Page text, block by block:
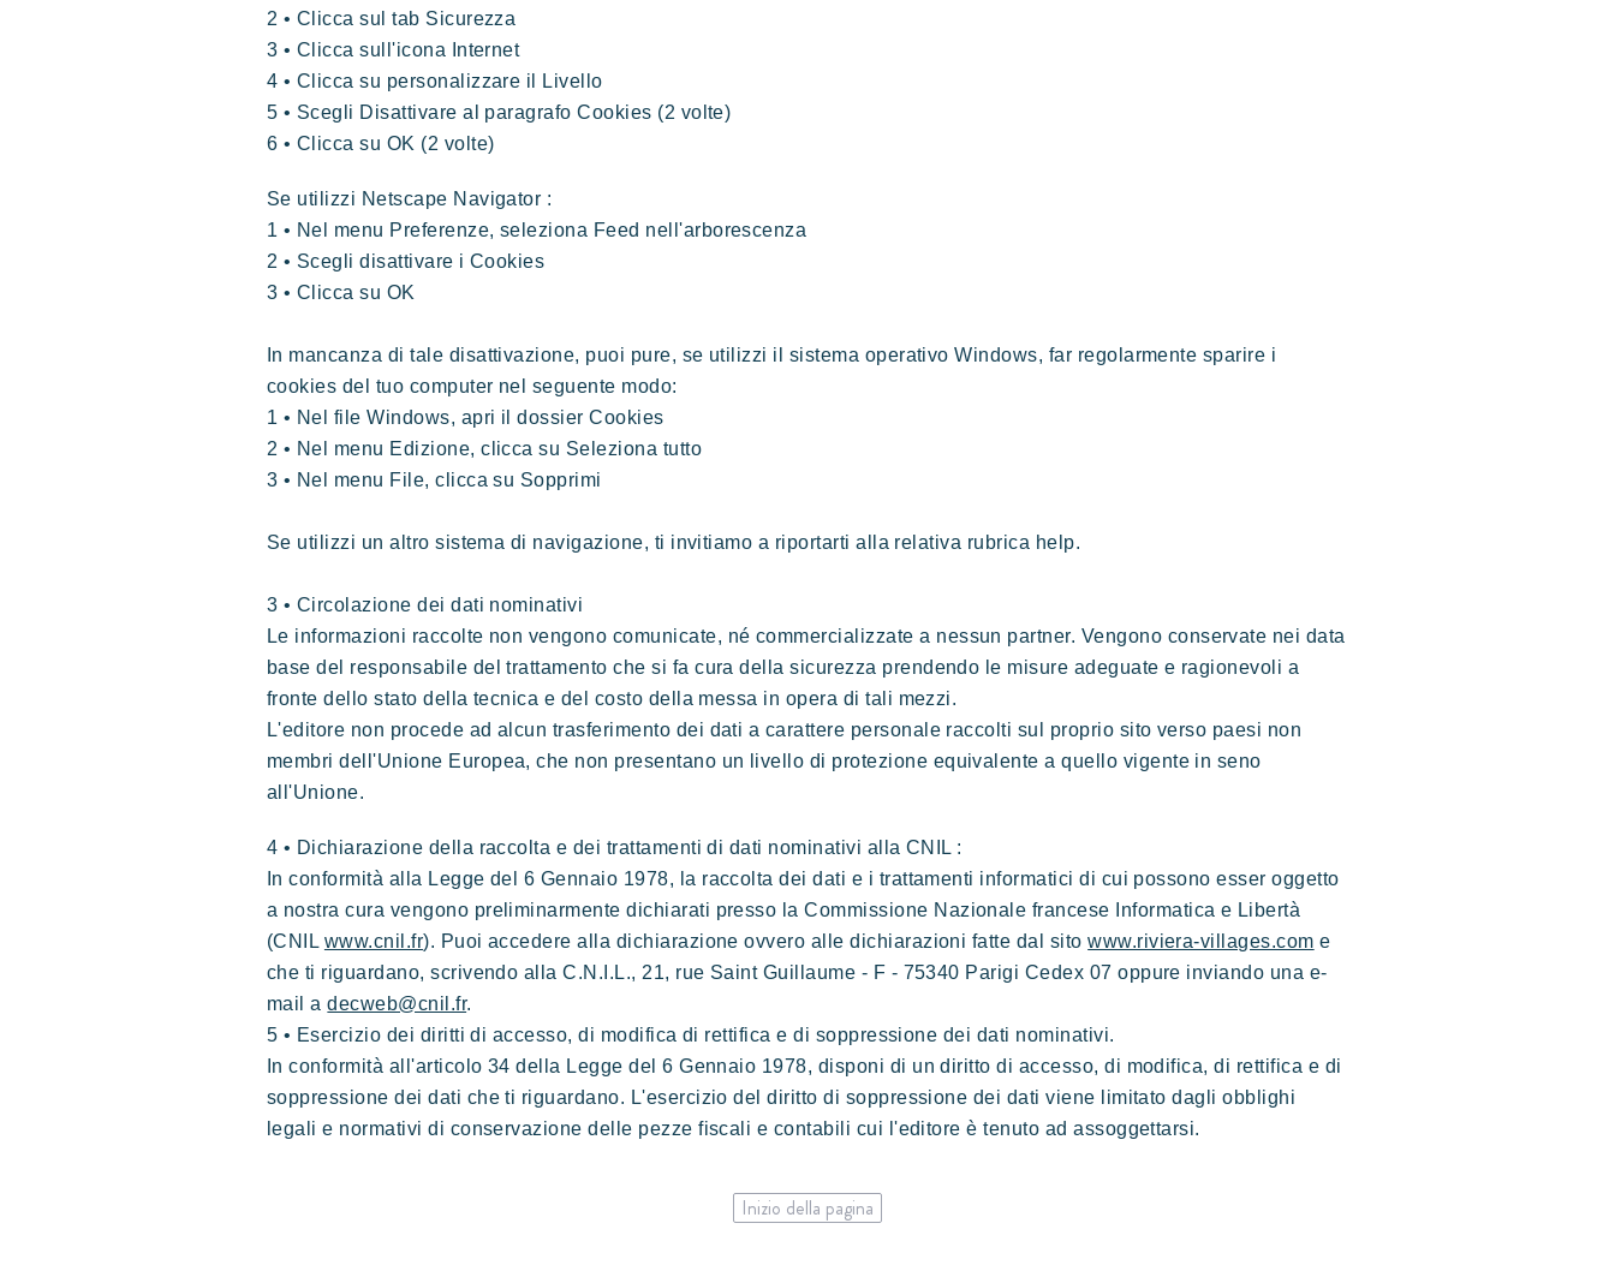
2 • Clicca sul tab Sicurezza
3 • Clicca sull'icona Internet
4 • Clicca su personalizzare il Livello
5 • Scegli Disattivare al paragrafo Cookies (2 volte)
6 • Clicca su OK (2 volte)
Se utilizzi Netscape Navigator :
1 • Nel menu Preferenze, seleziona Feed nell'arborescenza
2 • Scegli disattivare i Cookies
3 • Clicca su OK
In mancanza di tale disattivazione, puoi pure, se utilizzi il sistema operativo Windows, far regolarmente sparire i
cookies del tuo computer nel seguente modo:
1 • Nel file Windows, apri il dossier Cookies
2 • Nel menu Edizione, clicca su Seleziona tutto
3 • Nel menu File, clicca su Sopprimi
Se utilizzi un altro sistema di navigazione, ti invitiamo a riportarti alla relativa rubrica help.
3 • Circolazione dei dati nominativi
Le informazioni raccolte non vengono comunicate, né commercializzate a nessun partner. Vengono conservate nei data
base del responsabile del trattamento che si fa cura della sicurezza prendendo le misure adeguate e ragionevoli a
fronte dello stato della tecnica e del costo della messa in opera di tali mezzi.
L'editore non procede ad alcun trasferimento dei dati a carattere personale raccolti sul proprio sito verso paesi non
membri dell'Unione Europea, che non presentano un livello di protezione equivalente a quello vigente in seno
all'Unione.
4 • Dichiarazione della raccolta e dei trattamenti di dati nominativi alla CNIL :
In conformità alla Legge del 6 Gennaio 1978, la raccolta dei dati e i trattamenti informatici di cui possono esser oggetto
a nostra cura vengono preliminarmente dichiarati presso la Commissione Nazionale francese Informatica e Libertà
(CNIL www.cnil.fr). Puoi accedere alla dichiarazione ovvero alle dichiarazioni fatte dal sitowww.riviera-villages.com e
che ti riguardano, scrivendo alla C.N.I.L., 21, rue Saint Guillaume - F - 75340 Parigi Cedex 07 oppure inviando una e-
mail adecweb@cnil.fr.
5 • Esercizio dei diritti di accesso, di modifica di rettifica e di soppressione dei dati nominativi.
In conformità all'articolo 34 della Legge del 6 Gennaio 1978, disponi di un diritto di accesso, di modifica, di rettifica e di
soppressione dei dati che ti riguardano. L'esercizio del diritto di soppressione dei dati viene limitato dagli obblighi
legali e normativi di conservazione delle pezze fiscali e contabili cui l'editore è tenuto ad assoggettarsi.
Inizio della pagina